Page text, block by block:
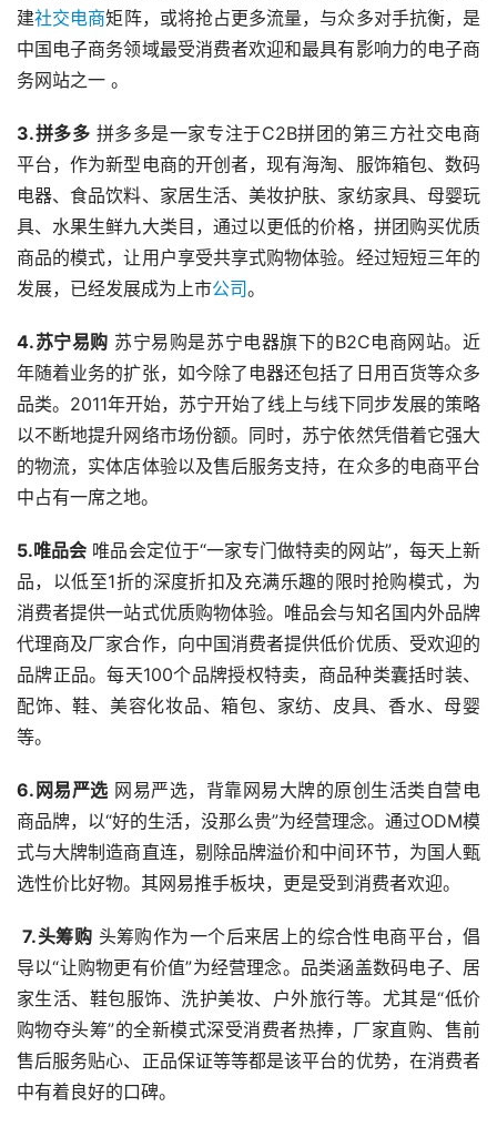
建社交电商矩阵，或将抢占更多流量，与众多对手抗衡，是
中国电子商务领域最受消费者欢迎和最具有影响力的电子商
务网站之一 。
3.拼多多 拼多多是一家专注于C2B拼团的第三方社交电商
平台，作为新型电商的开创者，现有海淘、服饰箱包、数码
电器、食品饮料、家居生活、美妆护肤、家纺家具、母婴玩
具、水果生鲜九大类目，通过以更低的价格，拼团购买优质
商品的模式，让用户享受共享式购物体验。经过短短三年的
发展，已经发展成为上市公司。
4.苏宁易购 苏宁易购是苏宁电器旗下的B2C电商网站。近
年随着业务的扩张，如今除了电器还包括了日用百货等众多
品类。2011年开始，苏宁开始了线上与线下同步发展的策略
以不断地提升网络市场份额。同时，苏宁依然凭借着它强大
的物流，实体店体验以及售后服务支持，在众多的电商平台
中占有一席之地。
5.唯品会 唯品会定位于“一家专门做特卖的网站”，每天上新
品，以低至1折的深度折扣及充满乐趣的限时抢购模式，为
消费者提供一站式优质购物体验。唯品会与知名国内外品牌
代理商及厂家合作，向中国消费者提供低价优质、受欢迎的
品牌正品。每天100个品牌授权特卖，商品种类囊括时装、
配饰、鞋、美容化妆品、箱包、家纺、皮具、香水、母婴
等。
6.网易严选 网易严选，背靠网易大牌的原创生活类自营电
商品牌，以“好的生活，没那么贵”为经营理念。通过ODM模
式与大牌制造商直连，剔除品牌溢价和中间环节，为国人甄
选性价比好物。其网易推手板块，更是受到消费者欢迎。
7.头筹购 头筹购作为一个后来居上的综合性电商平台，倡
导以“让购物更有价值”为经营理念。品类涵盖数码电子、居
家生活、鞋包服饰、洗护美妆、户外旅行等。尤其是“低价
购物夺头筹”的全新模式深受消费者热捧，厂家直购、售前
售后服务贴心、正品保证等等都是该平台的优势，在消费者
中有着良好的口碑。